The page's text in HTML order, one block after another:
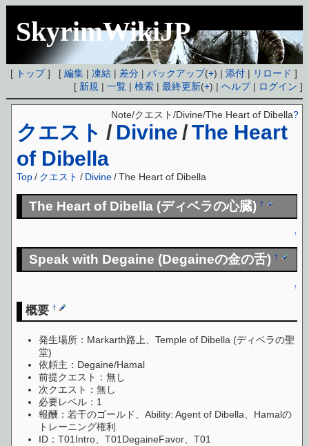
SkyrimWikiJP
[ トップ] [編集 |凍結 | 差分 |バックアップ(+) |添付 | リロード ]
[ 新規 |一覧 |検索 |最終更新(+) |ヘルプ| ログイン ]
クエスト / Divine /The Heart
of Dibella
Note/クエスト/Divine/The Heart of Dibella?
Top / クエスト / Divine/ The Heart of Dibella
The Heart of Dibella (ディベラの心臓)†
↑
Speak with Degaine (Degaineの金の舌)†
↑
概要†
発生場所：Markarth路上、Temple of Dibella (ディベラの聖
堂)
依頼主：Degaine/Hamal
前提クエスト：無し
次クエスト：無し
必要レベル：1
報酬：若干のゴールド、Ability: Agent of Dibella、Hamalの
トレーニング権利
ID：T01Intro、T01DegaineFavor、T01